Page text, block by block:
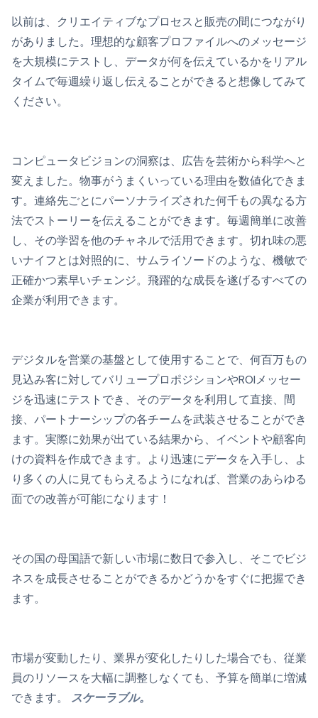
以前は、クリエイティブなプロセスと販売の間につながり
がありました。理想的な顧客プロファイルへのメッセージ
を大規模にテストし、データが何を伝えているかをリアル
タイムで毎週繰り返し伝えることができると想像してみて
ください。
コンピュータビジョンの洞察は、広告を芸術から科学へと
変えました。物事がうまくいっている理由を数値化できま
す。連絡先ごとにパーソナライズされた何千もの異なる方
法でストーリーを伝えることができます。毎週簡単に改善
し、その学習を他のチャネルで活用できます。切れ味の悪
いナイフとは対照的に、サムライソードのような、機敏で
正確かつ素早いチェンジ。飛躍的な成長を遂げるすべての
企業が利用できます。
デジタルを営業の基盤として使用することで、何百万もの
見込み客に対してバリュープロポジションやROIメッセー
ジを迅速にテストでき、そのデータを利用して直接、間
接、パートナーシップの各チームを武装させることができ
ます。実際に効果が出ている結果から、イベントや顧客向
けの資料を作成できます。より迅速にデータを入手し、よ
り多くの人に見てもらえるようになれば、営業のあらゆる
面での改善が可能になります！
その国の母国語で新しい市場に数日で参入し、そこでビジ
ネスを成長させることができるかどうかをすぐに把握でき
ます。
市場が変動したり、業界が変化したりした場合でも、従業
員のリソースを大幅に調整しなくても、予算を簡単に増減
できます。 スケーラブル。